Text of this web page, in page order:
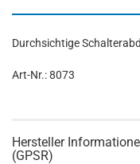
Durchsichtige
Art-Nr.: 8073
Hersteller
(GPSR)